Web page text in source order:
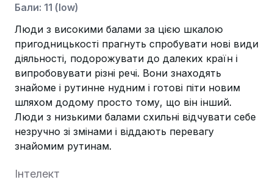
Бали: 11 (low)
Люди з високими балами за цією шкалою
пригодницькості прагнуть спробувати нові види
діяльності, подорожувати до далеких країн і
випробовувати різні речі. Вони знаходять
знайоме і рутинне нудним і готові піти новим
шляхом додому просто тому, що він інший.
Люди з низькими балами схильні відчувати себе
незручно зі змінами і віддають перевагу
знайомим рутинам.
Інтелект